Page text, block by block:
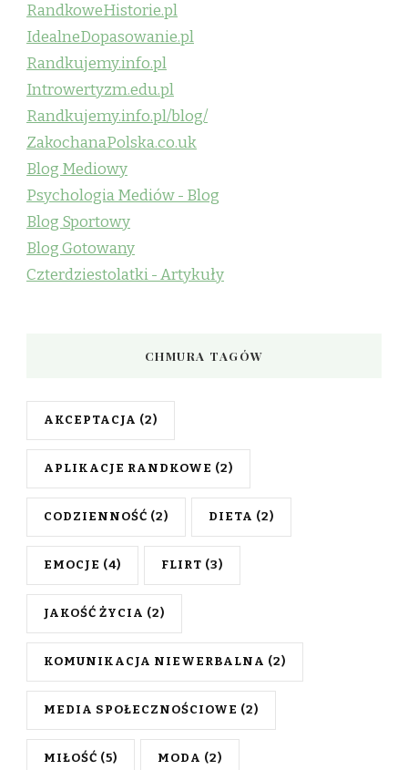
RandkoweHistorie.pl
IdealneDopasowanie.pl
Randkujemy.info.pl
Introwertyzm.edu.pl
Randkujemy.info.pl/blog/
ZakochanaPolska.co.uk
Blog Mediowy
Psychologia Mediów - Blog
Blog Sportowy
Blog Gotowany
Czterdziestolatki - Artykuły
CHMURA TAGÓW
AKCEPTACJA (2)
APLIKACJE RANDKOWE (2)
CODZIENNOŚĆ (2) DIETA (2)
EMOCJE (4) FLIRT (3)
JAKOŚĆ ŻYCIA (2)
KOMUNIKACJA NIEWERBALNA (2)
MEDIA SPOŁECZNOŚCIOWE (2)
MIŁOŚĆ (5) MODA (2)